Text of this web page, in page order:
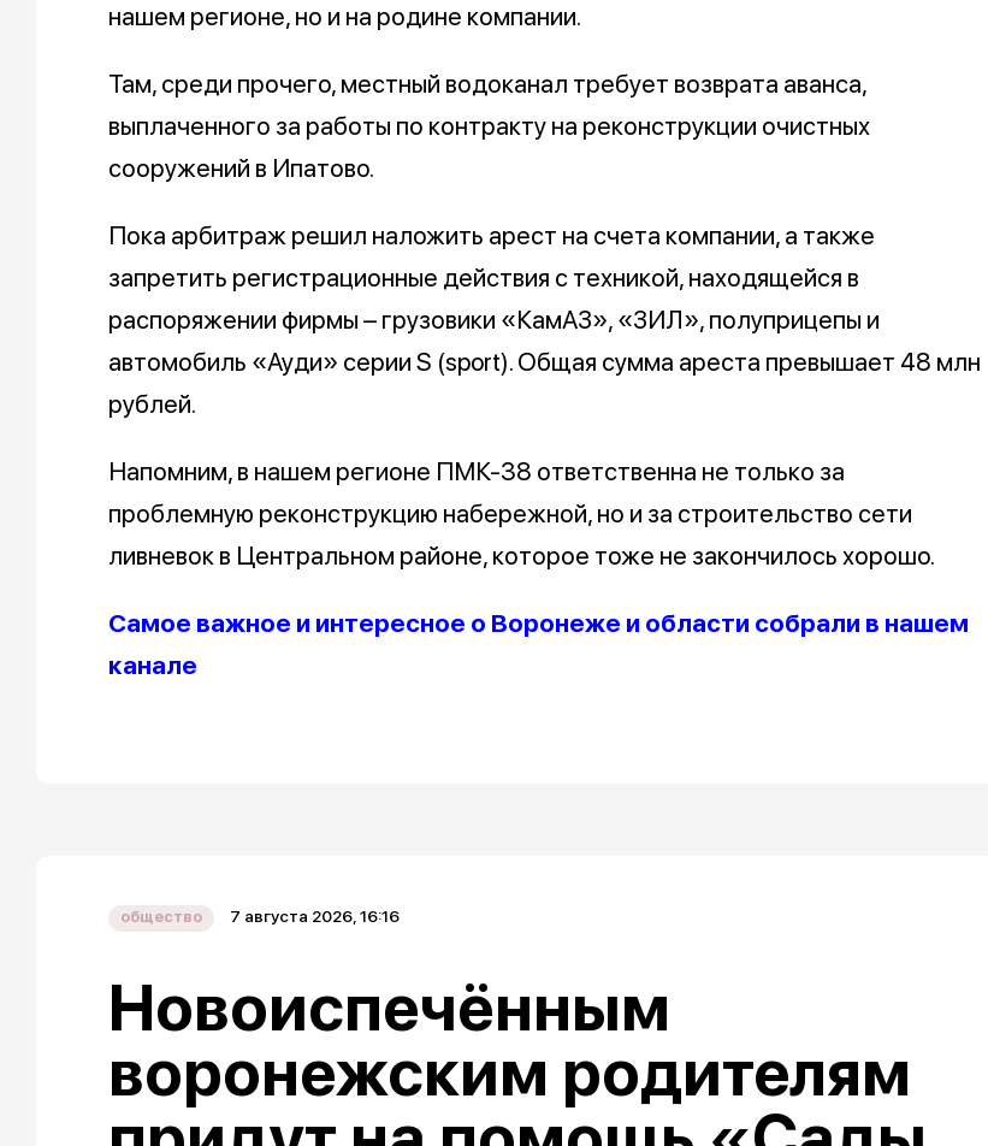
нашем регионе, но и на родине компании.
Там, среди прочего, местный водоканал требует возврата аванса,
выплаченного за работы по контракту на реконструкции очистных
сооружений в Ипатово.
Пока арбитраж решил наложить арест на счета компании, а также
запретить регистрационные действия с техникой, находящейся в
распоряжении фирмы – грузовики «КамАЗ», «ЗИЛ», полуприцепы и
автомобиль «Ауди» серии S (sport). Общая сумма ареста превышает 48 млн
рублей.
Напомним, в нашем регионе ПМК-38 ответственна не только за
проблемную реконструкцию набережной, но и за строительство сети
ливневок в Центральном районе, которое тоже не закончилось хорошо.
Самое важное и интересное о Воронеже и области собрали в нашем
канале
общество 7 августа 2026, 16:16
Новоиспечённым
воронежским родителям